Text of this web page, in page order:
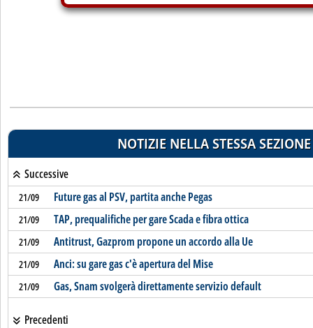
NOTIZIE NELLA STESSA SEZIONE
Successive
21/09 Future gas al PSV, partita anche Pegas
21/09 TAP, prequalifiche per gare Scada e fibra ottica
21/09 Antitrust, Gazprom propone un accordo alla Ue
21/09 Anci: su gare gas c'è apertura del Mise
21/09 Gas, Snam svolgerà direttamente servizio default
Precedenti